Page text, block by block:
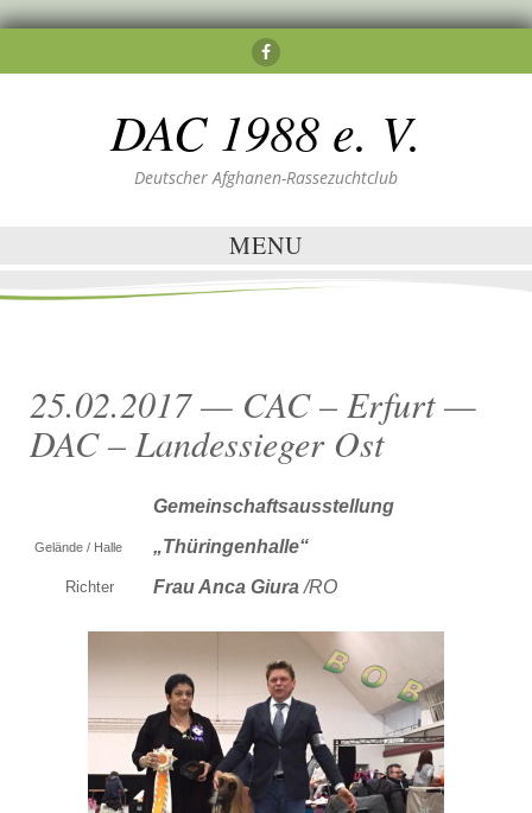
DAC 1988 e. V.
Deutscher Afghanen-Rassezuchtclub
MENU
25.02.2017 — CAC – Erfurt —
DAC – Landessieger Ost
Gemeinschaftsausstellung
Gelände / Halle „Thüringenhalle“
Richter Frau Anca Giura/RO